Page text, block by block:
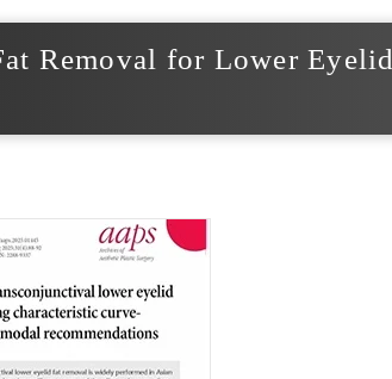
Removal for Lower Eyelid